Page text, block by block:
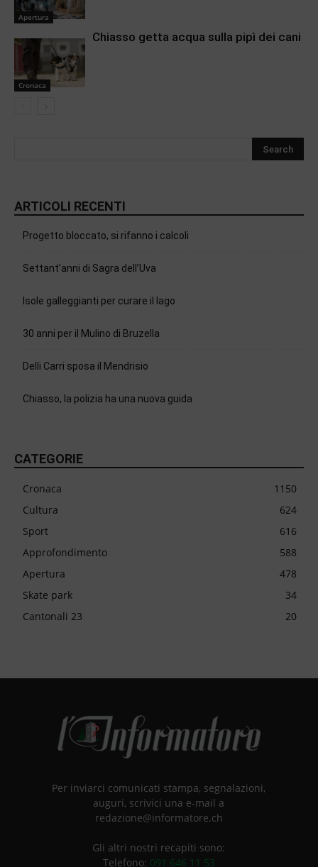
Apertura
Cronaca
Chiasso getta acqua sulla pipì dei cani
ARTICOLI RECENTI
Progetto bloccato, si rifanno i calcoli
Settant’anni di Sagra dell’Uva
Isole galleggianti per curare il lago
30 anni per il Mulino di Bruzella
Delli Carri sposa il Mendrisio
Chiasso, la polizia ha una nuova guida
CATEGORIE
Cronaca
1150
Cultura
624
Sport
616
Approfondimento
588
Apertura
478
Skate park
34
Cantonali 23
20
Per inviarci comunicati stampa, segnalazioni,
auguri, scrivici una e-mail a
redazione@informatore.ch
Gli altri nostri recapiti sono:
Telefono: 091 646 11 53